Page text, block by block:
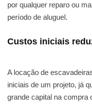
por qualquer reparo ou
período de aluguel.
Custos iniciais
A locação de
iniciais de um projeto, já
grande capital na compra